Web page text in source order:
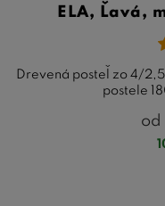
ELA, Ľavá,
Drevená posteľ zo 4/
postele
od